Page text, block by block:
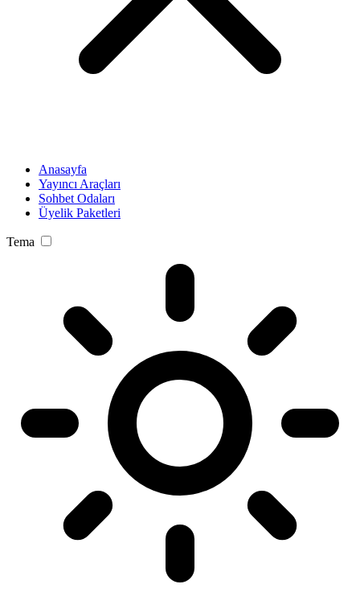
Anasayfa
Yayıncı Araçları
Sohbet Odaları
Üyelik Paketleri
Tema